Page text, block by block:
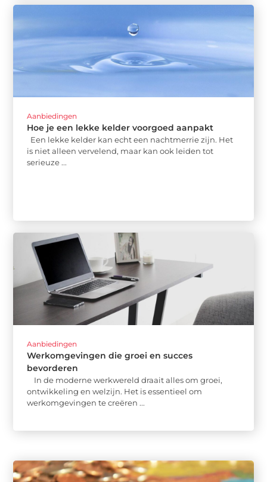
Aanbiedingen
Hoe je een lekke kelder voorgoed aanpakt
Een lekke kelder kan echt een nachtmerrie zijn. Het
is niet alleen vervelend, maar kan ook leiden tot
serieuze ...
Aanbiedingen
Werkomgevingen die groei en succes
bevorderen
In de moderne werkwereld draait alles om groei,
ontwikkeling en welzijn. Het is essentieel om
werkomgevingen te creëren ...